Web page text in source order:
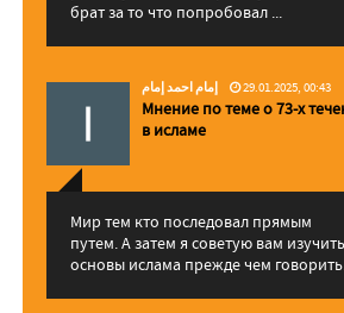
брат за то что попробовал ...
إمام احمد إمام 29.01.2025, 00:43
Мнение по теме о 73-х
в исламе
Мир тем кто последовал прямым
путем. А затем я советую вам изучить
основы ислама прежде чем